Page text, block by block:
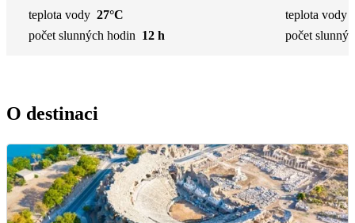
teplota vody 27°C
počet slunných hodin 12 h
teplota vody
počet
O destinaci